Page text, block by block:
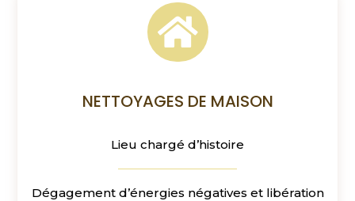

NETTOYAGES DE MAISON
Lieu chargé d’histoire
Dégagement d’énergies négatives et libération